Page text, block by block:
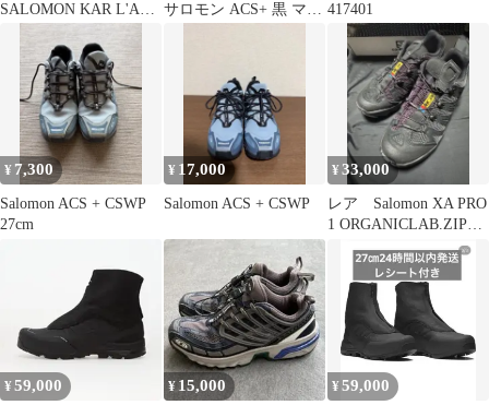
SALOMON KAR L'ART サロモン ACS+ 黒 マル 417401
¥ 7,300
Salomon ACS + CSWP
27cm
¥ 17,000
Salomon ACS + CSWP
¥33,000
レア Salomon XA PRO
1 ORGANICLAB.ZIP
¥59,000 ¥15,000 ¥59,000